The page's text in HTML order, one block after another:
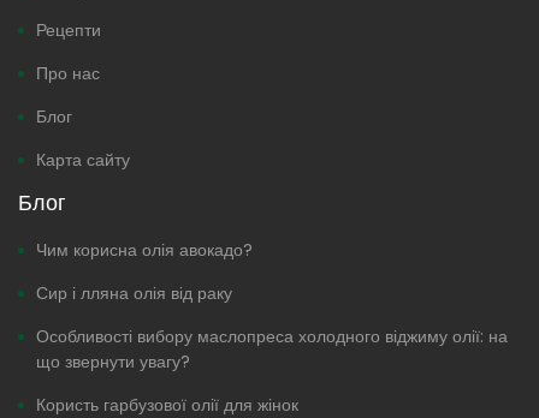
Рецепти
Про нас
Блог
Карта сайту
Блог
Чим корисна олія авокадо?
Сир і лляна олія від раку
Особливості вибору маслопреса холодного віджиму олії: на
що звернути увагу?
Користь гарбузової олії для жінок